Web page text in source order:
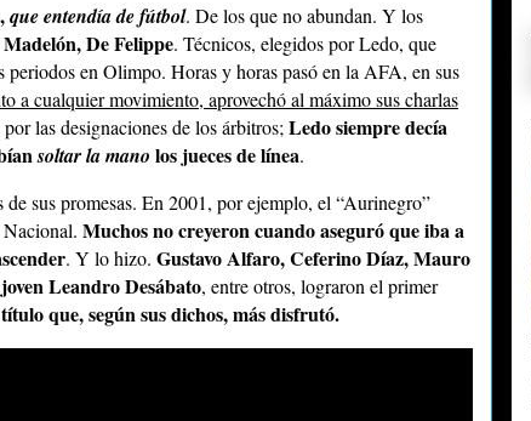
que entendía de fútbol. De los que no abundan. Y los
De Felippe. Técnicos, elegidos por Ledo, que
periodos en Olimpo. Horas y horas pasó en la AFA, en sus
a cualquier movimiento, aprovechó al máximo sus charlas
por las designaciones de los árbitros; Ledo siempre decía
soltar la mano los jueces de línea.
sus promesas. En 2001, por ejemplo, el “Aurinegro”
Nacional. Muchos no creyeron cuando aseguró que iba a
. Y lo hizo. Gustavo Alfaro, Ceferino Díaz, Mauro
Leandro Desábato, entre otros, lograron el primer
que, según sus dichos, más disfrutó.